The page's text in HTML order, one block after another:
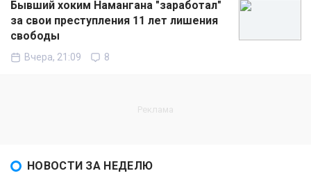
Бывший хоким Намангана "заработал"
за свои преступления 11 лет лишения
свободы
Вчера, 21:09 8
НОВОСТИ ЗА НЕДЕЛЮ